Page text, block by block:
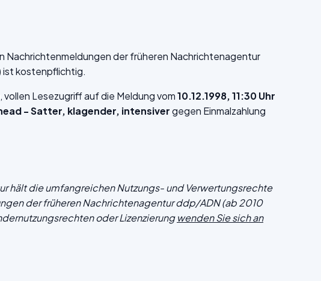
Nachrichtenmeldungen der früheren Nachrichtenagentur
ist kostenpflichtig.
vollen Lesezugriff auf die Meldung vom10.12.1998, 11:30 Uhr
- Satter, klagender, intensivergegen Einmalzahlung
hält die umfangreichen Nutzungs- und Verwertungsrechte
der früheren Nachrichtenagentur ddp/ADN (ab 2010
oder Lizenzierungwenden Sie sich an